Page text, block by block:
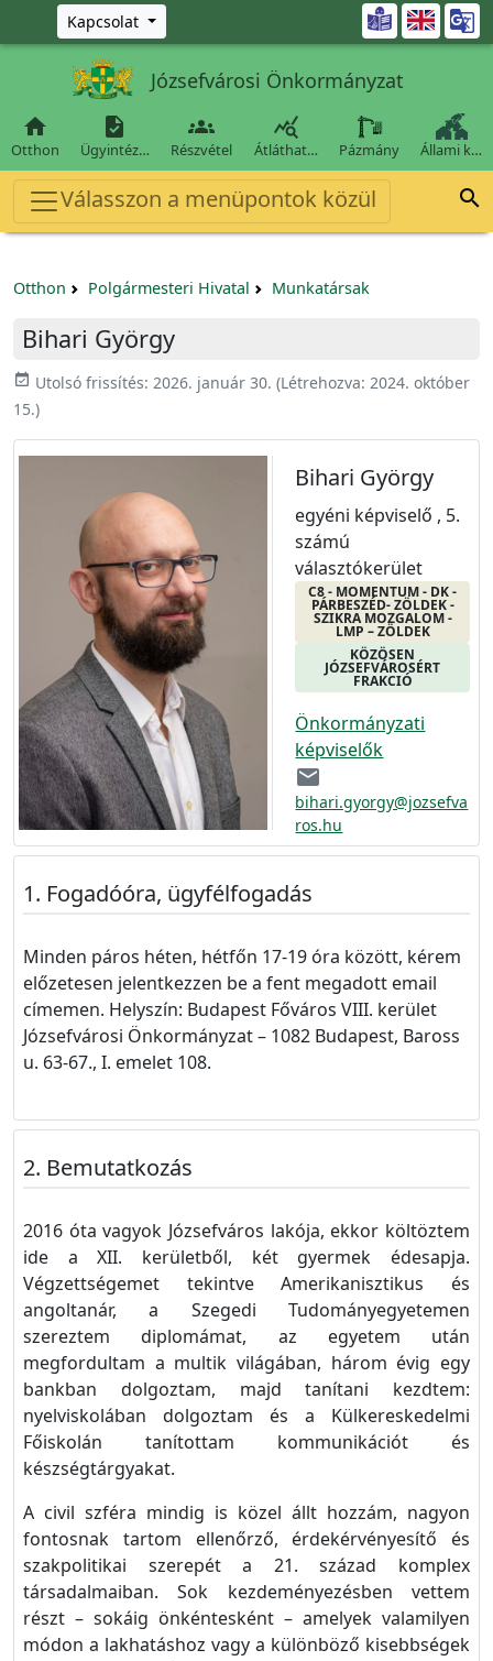
Ugrás a fő tartalomra
Kapcsolat 
Józsefvárosi Önkormányzat

Otthon

Ügyintéz…

Részvétel

Átláthat… Pázmány Állami k…
Válasszon a menüpontok közül 
Otthon Polgármesteri Hivatal Munkatársak
Bihari György
event_available Utolsó frissítés: 2026. január 30. (Létrehozva: 2024. október
15.)
Bihari György
egyéni képviselő , 5.
számú
választókerület
C8 - MOMENTUM - DK -
PÁRBESZÉD- ZÖLDEK -
SZIKRA MOZGALOM -
LMP – ZÖLDEK
KÖZÖSEN
JÓZSEFVÁROSÉRT
FRAKCIÓ
Önkormányzati
képviselők
email
bihari.gyorgy@jozsefva
ros.hu
Fogadóóra, ügyfélfogadás
Minden páros héten, hétfőn 17-19 óra között, kérem
előzetesen jelentkezzen be a fent megadott email
címemen. Helyszín: Budapest Főváros VIII. kerület
Józsefvárosi Önkormányzat – 1082 Budapest, Baross
u. 63-67., I. emelet 108.
Bemutatkozás
2016 óta vagyok Józsefváros lakója, ekkor költöztem
ide a XII. kerületből, két gyermek édesapja.
Végzettségemet tekintve Amerikanisztikus és
angoltanár, a Szegedi Tudományegyetemen
szereztem diplomámat, az egyetem után
megfordultam a multik világában, három évig egy
bankban dolgoztam, majd tanítani kezdtem:
nyelviskolában dolgoztam és a Külkereskedelmi
Főiskolán tanítottam kommunikációt és
készségtárgyakat.
A civil szféra mindig is közel állt hozzám, nagyon
fontosnak tartom ellenőrző, érdekérvényesítő és
szakpolitikai szerepét a 21. század komplex
társadalmaiban. Sok kezdeményezésben vettem
részt – sokáig önkéntesként – amelyek valamilyen
módon a lakhatáshoz vagy a különböző kisebbségek